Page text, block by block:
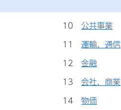
10公共事業
11運輸、通信
12金融
13会社、商業
14物価